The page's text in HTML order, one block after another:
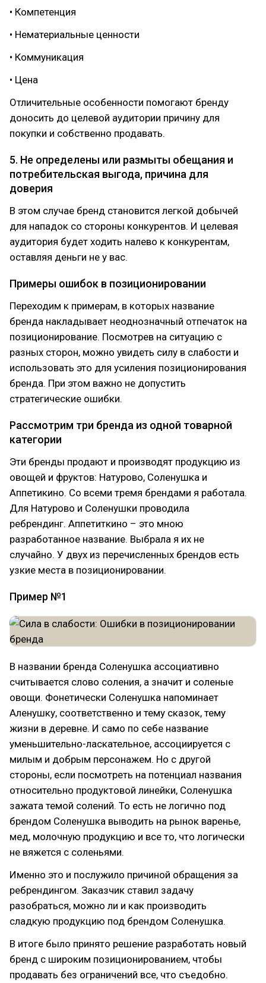
• Компетенция
• Нематериальные ценности
• Коммуникация
• Цена
Отличительные особенности помогают бренду
доносить до целевой аудитории причину для
покупки и собственно продавать.
5. Не определены или размыты обещания и
потребительская выгода, причина для
доверия
В этом случае бренд становится легкой добычей
для нападок со стороны конкурентов. И целевая
аудитория будет ходить налево к конкурентам,
оставляя деньги не у вас.
Примеры ошибок в позиционировании
Переходим к примерам, в которых название
бренда накладывает неоднозначный отпечаток на
позиционирование. Посмотрев на ситуацию с
разных сторон, можно увидеть силу в слабости и
использовать это для усиления позиционирования
бренда. При этом важно не допустить
стратегические ошибки.
Рассмотрим три бренда из одной товарной
категории
Эти бренды продают и производят продукцию из
овощей и фруктов: Натурово, Соленушка и
Аппетикино. Со всеми тремя брендами я работала.
Для Натурово и Соленушки проводила
ребрендинг. Аппетиткино – это мною
разработанное название. Выбрала я их не
случайно. У двух из перечисленных брендов есть
узкие места в позиционировании.
Пример №1
В названии бренда Соленушка ассоциативно
считывается слово соления, а значит и соленые
овощи. Фонетически Соленушка напоминает
Аленушку, соответственно и тему сказок, тему
жизни в деревне. И само по себе название
уменьшительно-ласкательное, ассоциируется с
милым и добрым персонажем. Но с другой
стороны, если посмотреть на потенциал названия
относительно продуктовой линейки, Соленушка
зажата темой солений. То есть не логично под
брендом Соленушка выводить на рынок варенье,
мед, молочную продукцию и все то, что логически
не вяжется с соленьями.
Именно это и послужило причиной обращения за
ребрендингом. Заказчик ставил задачу
разобраться, можно ли и как производить
сладкую продукцию под брендом Соленушка.
В итоге было принято решение разработать новый
бренд с широким позиционированием, чтобы
продавать без ограничений все, что съедобно.